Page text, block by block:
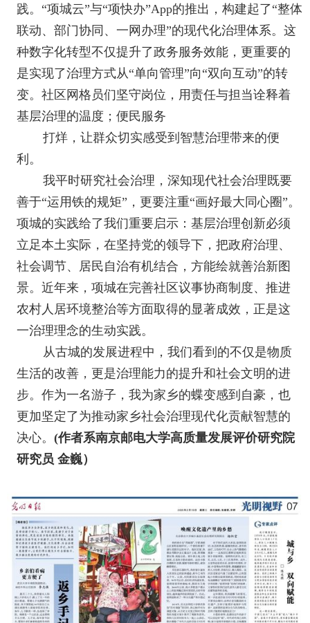
践。“项城云”与“项快办”App的推出，构建起了“整体
联动、部门协同、一网办理”的现代化治理体系。这
种数字化转型不仅提升了政务服务效能，更重要的
是实现了治理方式从“单向管理”向“双向互动”的转
变。社区网格员们坚守岗位，用责任与担当诠释着
基层治理的温度；便民服务
打烊，让群众切实感受到智慧治理带来的便
利。
我平时研究社会治理，深知现代社会治理既要
善于“运用铁的规矩”，更要注重“画好最大同心圈”。
项城的实践给了我们重要启示：基层治理创新必须
立足本土实际，在坚持党的领导下，把政府治理、
社会调节、居民自治有机结合，方能绘就善治新图
景。近年来，项城在完善社区议事协商制度、推进
农村人居环境整治等方面取得的显著成效，正是这
一治理理念的生动实践。
从古城的发展进程中，我们看到的不仅是物质
生活的改善，更是治理能力的提升和社会文明的进
步。作为一名游子，我为家乡的蝶变感到自豪，也
更加坚定了为推动家乡社会治理现代化贡献智慧的
决心。(作者系南京邮电大学高质量发展评价研究院
研究员 金巍）